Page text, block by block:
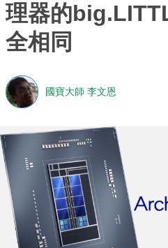
理器的
全相同
國寶大師 李文恩